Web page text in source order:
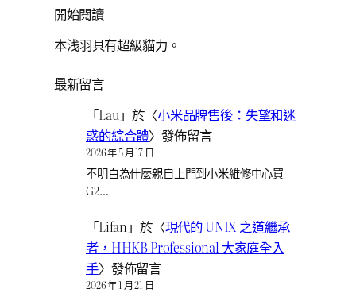
開始閱讀
本浅羽具有超級貓力。
最新留言
「Lau」於〈小米品牌售後：失望和迷
惑的綜合體〉發佈留言
2026 年 5 月 17 日
不明白為什麼親自上門到小米維修中心買
G2…
「Lifan 」於〈現代的 UNIX 之道繼承
者，HHKB Professional 大家庭全入
手〉發佈留言
2026 年 1 月 21 日